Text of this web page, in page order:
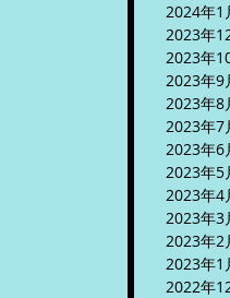
2024年1
2023年
2023年
2023年9
2023年8
2023年7
2023年6
2023年5
2023年4
2023年3
2023年2
2023年1
2022年